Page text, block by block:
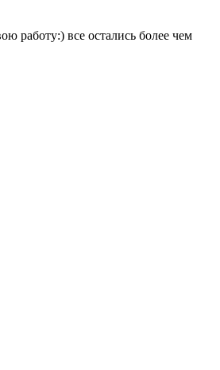
работу:) все остались более чем